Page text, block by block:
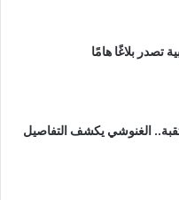
تصدر بلاغًا هامًا
الغنوشي يكشف التفاصيل